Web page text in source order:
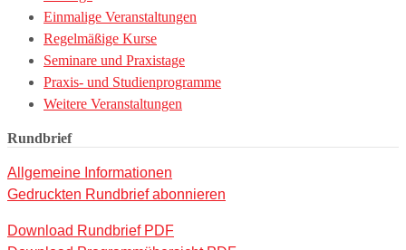
Einmalige Veranstaltungen
Regelmäßige Kurse
Seminare und Praxistage
Praxis- und Studienprogramme
Weitere Veranstaltungen
Rundbrief
Allgemeine Informationen
Gedruckten Rundbrief abonnieren
Download Rundbrief PDF